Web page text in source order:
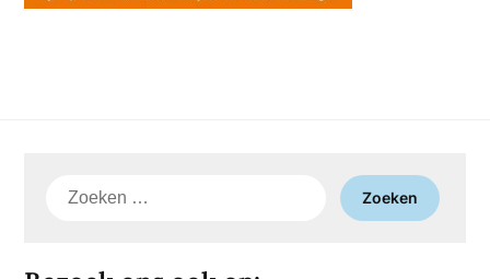
Zoeken